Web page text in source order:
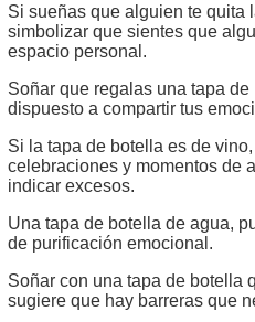
Si sueñas que alguien te quita
simbolizar que sientes que
espacio personal.
Soñar que regalas una tapa
dispuesto a compartir tus
Si la tapa de botella es de
celebraciones y momentos de
indicar excesos.
Una tapa de botella de agua,
de purificación emocional.
Soñar con una tapa de botella
sugiere que hay barreras que